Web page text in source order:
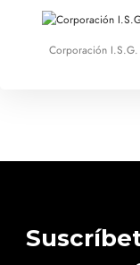
Corporación I.S.G.